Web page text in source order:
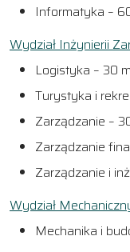
Informatyka –
Wydział Inżynierii
Logistyka – 30
Turystyka i
Zarządzanie –
Zarządzanie
Zarządzanie i
Wydział
Mechanika i